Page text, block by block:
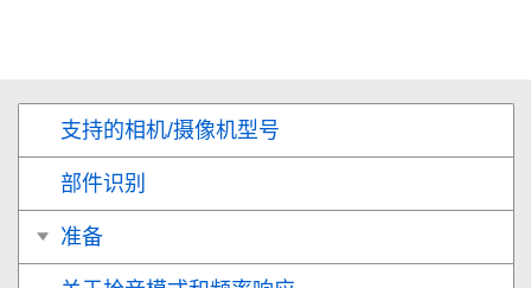
支持的相机/摄像机型号
部件识别
准备